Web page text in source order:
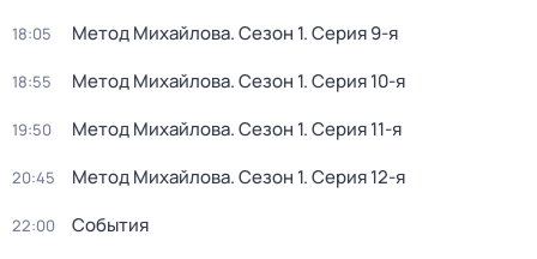
18:05 Метод Михайлова. Сезон 1. Серия 9-я
18:55 Метод Михайлова. Сезон 1. Серия 10-я
19:50 Метод Михайлова. Сезон 1. Серия 11-я
20:45 Метод Михайлова. Сезон 1. Серия 12-я
22:00 События